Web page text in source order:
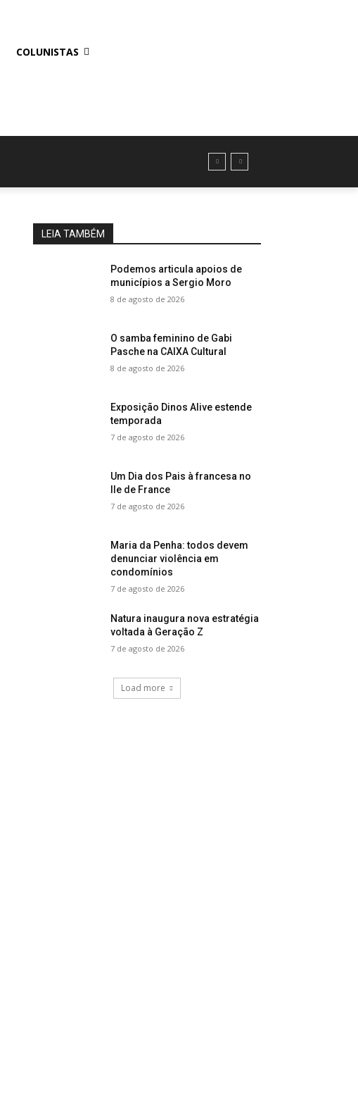
COLUNISTAS
LEIA TAMBÉM
Podemos articula apoios de
municípios a Sergio Moro
8 de agosto de 2026
O samba feminino de Gabi
Pasche na CAIXA Cultural
8 de agosto de 2026
Exposição Dinos Alive estende
temporada
7 de agosto de 2026
Um Dia dos Pais à francesa no
Ile de France
7 de agosto de 2026
Maria da Penha: todos devem
denunciar violência em
condomínios
7 de agosto de 2026
Natura inaugura nova estratégia
voltada à Geração Z
7 de agosto de 2026
Load more